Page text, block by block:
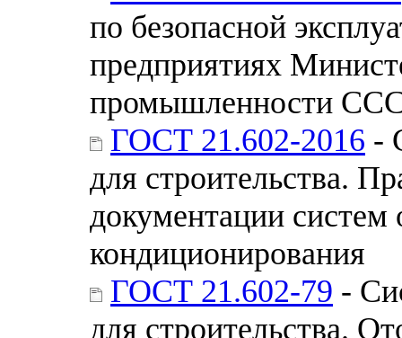
по безопасной
предприятиях
промышленности
ГОСТ 21.602-2016 -
для строительства.
документации систем
кондиционирования
ГОСТ 21.602-79 -
для строительства.